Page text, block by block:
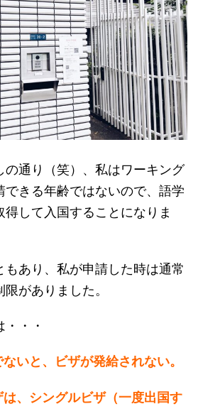
の通り（笑）、私はワーキング
きる年齢ではないので、語学
して入国することになりま
もあり、私が申請した時は通常
がありました。
・・
いと、ビザが発給されない。
、シングルビザ（一度出国す